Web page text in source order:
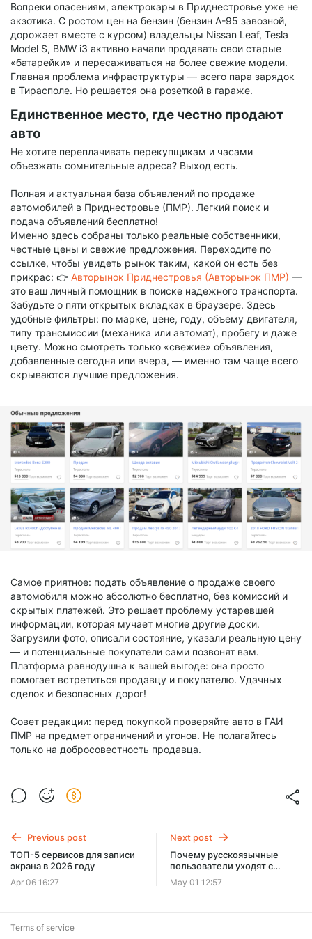
Вопреки опасениям, электрокары в Приднестровье уже не
экзотика. С ростом цен на бензин (бензин А-95 завозной,
дорожает вместе с курсом) владельцы Nissan Leaf, Tesla
Model S, BMW i3 активно начали продавать свои старые
«батарейки» и пересаживаться на более свежие модели.
Главная проблема инфраструктуры — всего пара зарядок
в Тирасполе. Но решается она розеткой в гараже.
Единственное место, где честно продают
авто
Не хотите переплачивать перекупщикам и часами
объезжать сомнительные адреса? Выход есть.
Полная и актуальная база объявлений по продаже
автомобилей в Приднестровье (ПМР). Легкий поиск и
подача объявлений бесплатно!
Именно здесь собраны только реальные собственники,
честные цены и свежие предложения. Переходите по
ссылке, чтобы увидеть рынок таким, какой он есть без
прикрас: 👉 Авторынок Приднестровья (Авторынок ПМР) —
это ваш личный помощник в поиске надежного транспорта.
Забудьте о пяти открытых вкладках в браузере. Здесь
удобные фильтры: по марке, цене, году, объему двигателя,
типу трансмиссии (механика или автомат), пробегу и даже
цвету. Можно смотреть только «свежие» объявления,
добавленные сегодня или вчера, — именно там чаще всего
скрываются лучшие предложения.
Самое приятное: подать объявление о продаже своего
автомобиля можно абсолютно бесплатно, без комиссий и
скрытых платежей. Это решает проблему устаревшей
информации, которая мучает многие другие доски.
Загрузили фото, описали состояние, указали реальную цену
— и потенциальные покупатели сами позвонят вам.
Платформа равнодушна к вашей выгоде: она просто
помогает встретиться продавцу и покупателю. Удачных
сделок и безопасных дорог!
Совет редакции: перед покупкой проверяйте авто в ГАИ
ПМР на предмет ограничений и угонов. Не полагайтесь
только на добросовестность продавца.
Previous post
ТОП-5 сервисов для записи
экрана в 2026 году
Apr 06 16:27
Next post
Почему русскоязычные
пользователи уходят с
западных платформ и где
теперь искать свободу слова
May 01 12:57
Terms of service